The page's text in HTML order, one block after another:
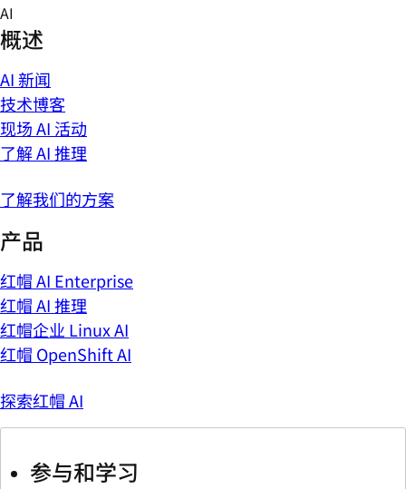
Skip
to
content
AI
概述
AI 新闻
技术博客
现场 AI 活动
了解 AI 推理
了解我们的方案
产品
红帽 AI Enterprise
红帽 AI 推理
红帽企业 Linux AI
红帽 OpenShift AI
探索红帽 AI
参与和学习